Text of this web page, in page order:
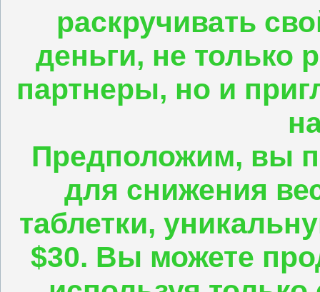
раскручивать
деньги, не только
партнеры, но и
Предположим, вы
для снижения
таблетки,
$30. Вы можете